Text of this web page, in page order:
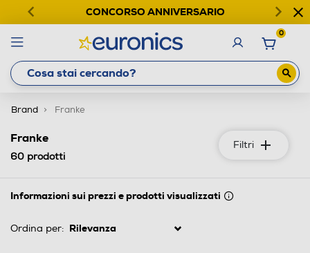
CONCORSO ANNIVERSARIO
0
Brand Franke
Filtri
Franke
60 prodotti
Informazioni sui prezzi e prodotti visualizzati
Ordina per: